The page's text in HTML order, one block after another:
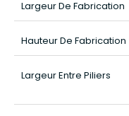
Largeur De Fabrication
Hauteur De Fabrication
Largeur Entre Piliers